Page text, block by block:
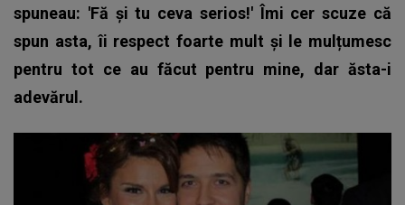
spuneau: 'Fă și tu ceva serios!' Îmi cer scuze că
spun asta, îi respect foarte mult și le mulțumesc
pentru tot ce au făcut pentru mine, dar ăsta-i
adevărul.